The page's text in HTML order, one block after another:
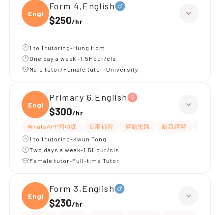
Engli
Form 4,English
$250/hr
1 to 1 tutoring-Hung Hom
One day a week -1.5Hour/cls
Male tutor/Female tutor-University
Engli
Primary 6,English
$300/hr
WhatsAPP問功課 長期補習 解題思路 題目講解
1 to 1 tutoring-Kwun Tong
Two days a week-1.5Hour/cls
Female tutor-Full-time Tutor
Engli
Form 3,English
$230/hr